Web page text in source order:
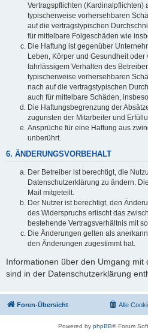
Vertragspflichten (Kardinalpflichten)
typischerweise vorhersehbaren
auf die vertragstypischen
für mittelbare Folgeschäden wie
Die Haftung ist gegenüber
Leben, Körper und Gesundheit
fahrlässigem Verhalten des
typischerweise vorhersehbaren
nach auf die vertragstypischen
auch für mittelbare Schäden,
Die Haftungsbegrenzung der
zugunsten der Mitarbeiter und
Ansprüche für eine Haftung aus
unberührt.
6. ÄNDERUNGSVORBEHALT
Der Betreiber ist berechtigt, die
Datenschutzerklärung zu ändern.
Mail mitgeteilt.
Der Nutzer ist berechtigt, den
des Widerspruchs erlischt das
bestehende Vertragsverhältnis mit
Die Änderungen gelten als
den Änderungen zugestimmt hat.
Informationen über den Umgang mit
sind in der Datenschutzerklärung
Foren-Übersicht Alle
Powered by phpBB® Forum